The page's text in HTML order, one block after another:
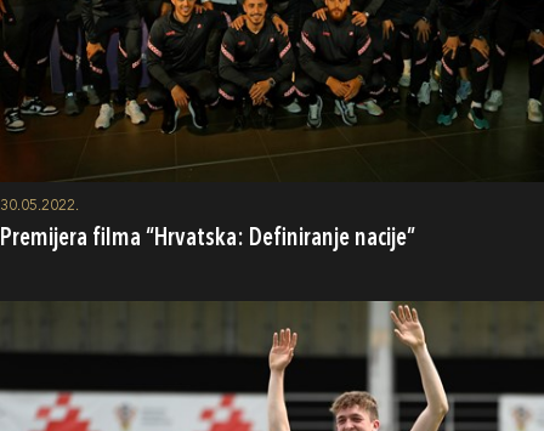
30.05.2022.
Premijera filma “Hrvatska: Definiranje nacije”